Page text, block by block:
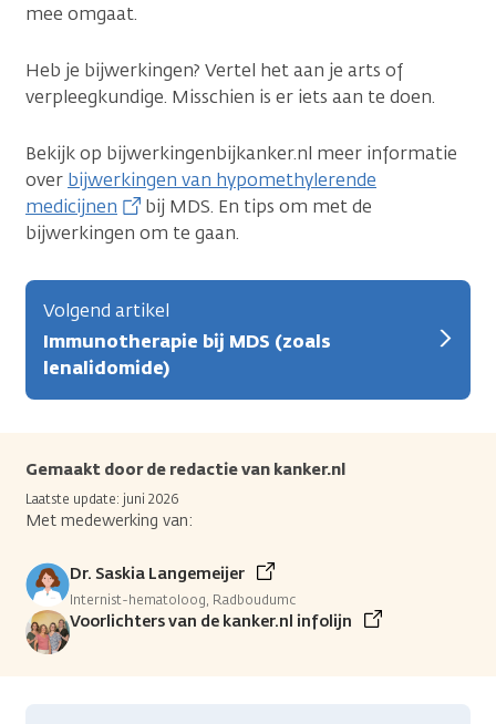
mee omgaat.
Heb je bijwerkingen? Vertel het aan je arts of
verpleegkundige. Misschien is er iets aan te doen.
Bekijk op bijwerkingenbijkanker.nl meer informatie
over bijwerkingen van hypomethylerende
medicijnen
bij MDS. En tips om met de
bijwerkingen om te gaan.
Volgend artikel
Immunotherapie bij MDS (zoals
lenalidomide)
Gemaakt door de redactie van kanker.nl
Laatste update: juni 2026
Met medewerking van:
Dr. Saskia Langemeijer
Internist-hematoloog, Radboudumc
Voorlichters van de kanker.nl infolijn